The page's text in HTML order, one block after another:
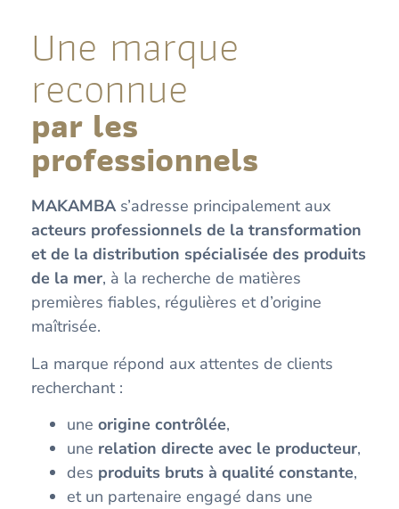
Une marque
reconnue
par les
professionnels
MAKAMBAs’adresse principalement aux
acteurs professionnels de la transformation
et de la distribution spécialisée des produits
de la mer, à la recherche de matières
premières fiables, régulières et d’origine
maîtrisée.
La marque répond aux attentes de clients
recherchant :
une origine contrôlée,
une relation directe avec le producteur,
des produits bruts à qualité constante,
et un partenaire engagé dans une